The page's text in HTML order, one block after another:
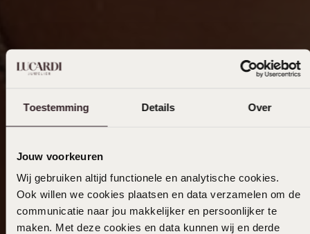
Toestemming Details Over
Jouw voorkeuren
Wij gebruiken altijd functionele en analytische cookies.
Ook willen we cookies plaatsen en data verzamelen om de
communicatie naar jou makkelijker en persoonlijker te
maken. Met deze cookies en data kunnen wij en derde